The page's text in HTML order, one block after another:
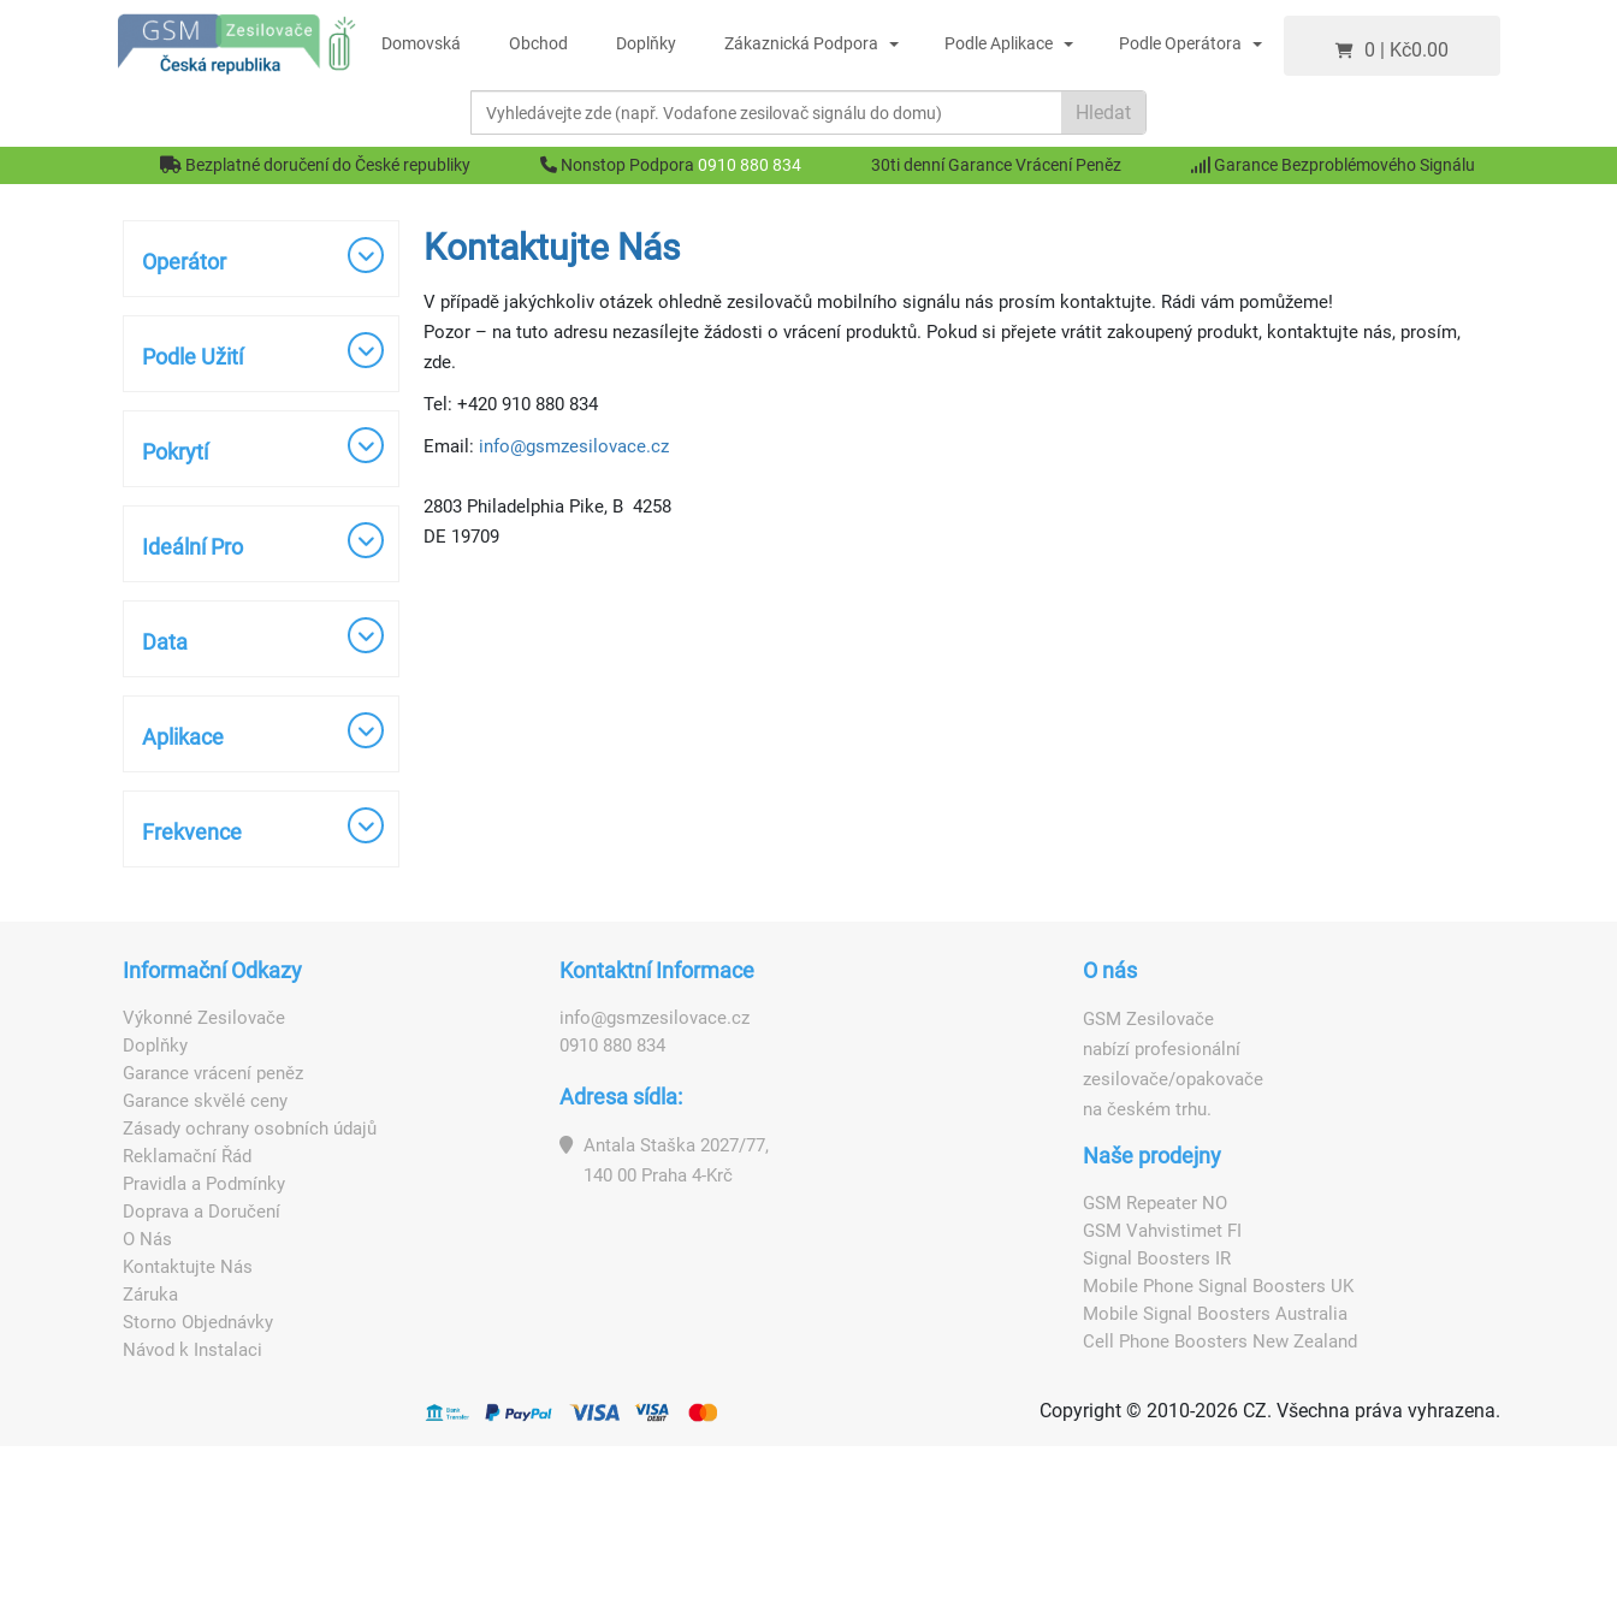
Domovská Obchod Doplňky Zákaznická Podpora Podle Aplikace Podle Operátora 0 | Kč0.00
Hledat
Bezplatné doručení do České republiky Nonstop Podpora 0910 880 834 30ti denní Garance Vrácení Peněz Garance Bezproblémového Signálu
Operátor
Podle Užití
Pokrytí
Ideální Pro
Data
Aplikace
Frekvence
Kontaktujte Nás
V případě jakýchkoliv otázek ohledně zesilovačů mobilního signálu nás prosím kontaktujte. Rádi vám pomůžeme!
Pozor – na tuto adresu nezasílejte žádosti o vrácení produktů. Pokud si přejete vrátit zakoupený produkt, kontaktujte nás, prosím,
zde.
Tel: +420 910 880 834
Email: info@gsmzesilovace.cz
2803 Philadelphia Pike, B 4258
DE 19709
Informační Odkazy
Výkonné Zesilovače
Doplňky
Garance vrácení peněz
Garance skvělé ceny
Zásady ochrany osobních údajů
Reklamační Řád
Pravidla a Podmínky
Doprava a Doručení
O Nás
Kontaktujte Nás
Záruka
Storno Objednávky
Návod k Instalaci
Kontaktní Informace
info@gsmzesi ovace.cz
0910 880 834
Adresa sídla:
Antala Staška 2027/77,
140 00 Praha 4-Krč
O nás
GSM Zesilovače
nabízí profesionální
zesilovače/opakovače
na českém trhu.
Naše prodejny
GSM Repeater NO
GSM Vahvistimet FI
Signal Boosters IR
Mobile Phone Signal Boosters UK
Mobile Signal Boosters Australia
Cell Phone Boosters New Zealand
Copyright © 2010-2026 CZ. Všechna práva vyhrazena.